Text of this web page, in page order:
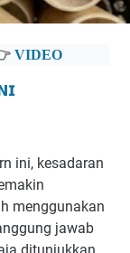
VIDEO
ini, kesadaran
menggunakan
jawab
ditunjukkan